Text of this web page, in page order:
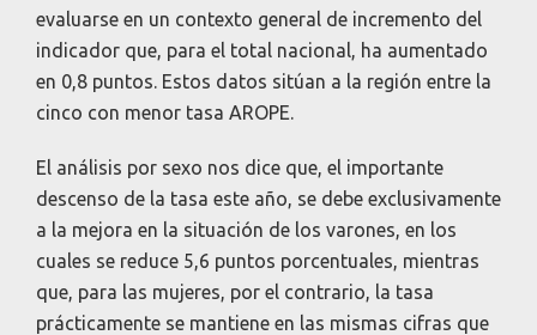
evaluarse en un contexto general de incremento del
indicador que, para el total nacional, ha aumentado
en 0,8 puntos. Estos datos sitúan a la región entre la
cinco con menor tasa AROPE.
El análisis por sexo nos dice que, el importante
descenso de la tasa este año, se debe exclusivamente
a la mejora en la situación de los varones, en los
cuales se reduce 5,6 puntos porcentuales, mientras
que, para las mujeres, por el contrario, la tasa
prácticamente se mantiene en las mismas cifras que